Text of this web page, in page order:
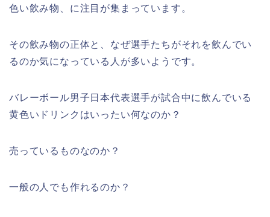
色い飲み物、に注目が集まっています。
その飲み物の正体と、なぜ選手たちがそれを飲んでい
るのか気になっている人が多いようです。
バレーボール男子日本代表選手が試合中に飲んでいる
黄色いドリンクはいったい何なのか？
売っているものなのか？
一般の人でも作れるのか？